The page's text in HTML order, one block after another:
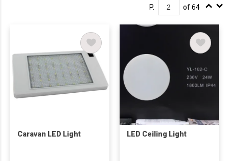
P. of 64
Caravan LED Light LED Ceiling Light